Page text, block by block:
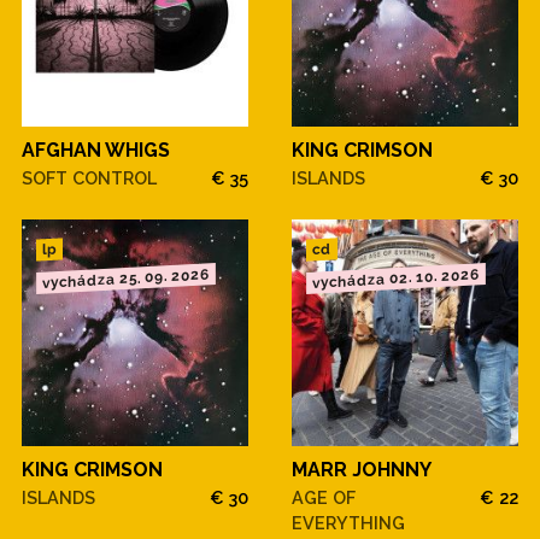
AFGHAN WHIGS
SOFT CONTROL € 35
KING CRIMSON
ISLANDS € 30
lp
vychádza 25. 09. 2026
KING CRIMSON
ISLANDS € 30
cd
vychádza 02. 10. 2026
MARR JOHNNY
AGE OF
EVERYTHING
€ 22